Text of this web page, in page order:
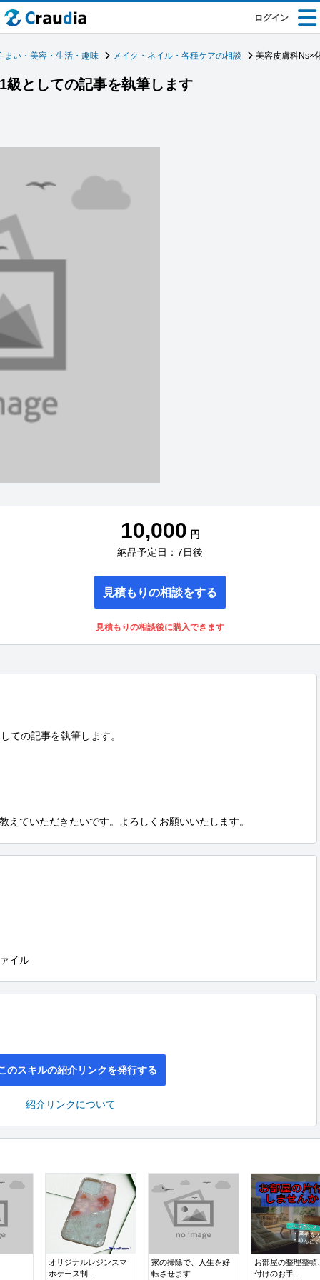
ログイン
まい・美容・生活・趣味 メイク・ネイル・各種ケアの相談 美容皮膚科Ns×
としての記事を執筆します
10,000 円
納品予定日：7日後
見積もりの相談をする
見積もりの相談後に購入できます
ての記事を執筆します。
えていただきたいです。よろしくお願いいたします。
イル
のスキルの紹介リンクを発行する
紹介リンクについて
オリジナルレジンスマ
ホケース制...
家の掃除で、人生を好
転させます
お部屋の整理整頓
付けのお手...